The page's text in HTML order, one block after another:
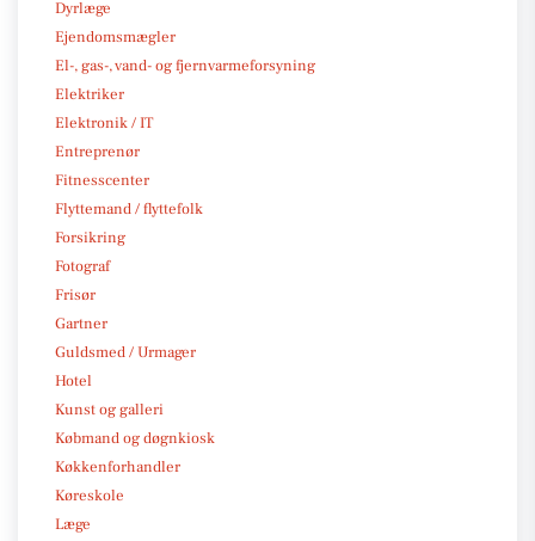
Dyrlæge
Ejendomsmægler
El-, gas-, vand- og fjernvarmeforsyning
Elektriker
Elektronik / IT
Entreprenør
Fitnesscenter
Flyttemand / flyttefolk
Forsikring
Fotograf
Frisør
Gartner
Guldsmed / Urmager
Hotel
Kunst og galleri
Købmand og døgnkiosk
Køkkenforhandler
Køreskole
Læge